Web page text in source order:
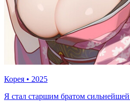
Корея • 2025
Я стал старшим братом